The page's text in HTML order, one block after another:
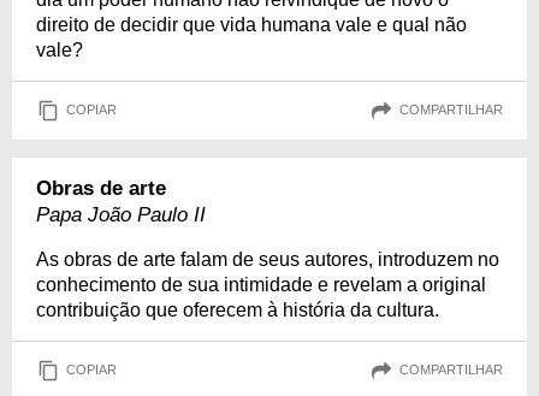
direito de decidir que vida humana vale e qual não
vale?
COPIAR COMPARTILHAR
Obras de arte
Papa João Paulo II
As obras de arte falam de seus autores, introduzem no
conhecimento de sua intimidade e revelam a original
contribuição que oferecem à história da cultura.
COPIAR COMPARTILHAR